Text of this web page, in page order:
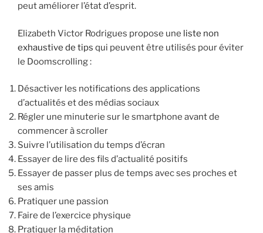
peut améliorer l’état d’esprit.
Elizabeth Victor Rodrigues propose une liste non
exhaustive de tips qui peuvent être utilisés pour éviter
le Doomscrolling :
Désactiver les notifications des applications
d’actualités et des médias sociaux
Régler une minuterie sur le smartphone avant de
commencer à scroller
Suivre l’utilisation du temps d’écran
Essayer de lire des fils d’actualité positifs
Essayer de passer plus de temps avec ses proches et
ses amis
Pratiquer une passion
Faire de l’exercice physique
Pratiquer la méditation